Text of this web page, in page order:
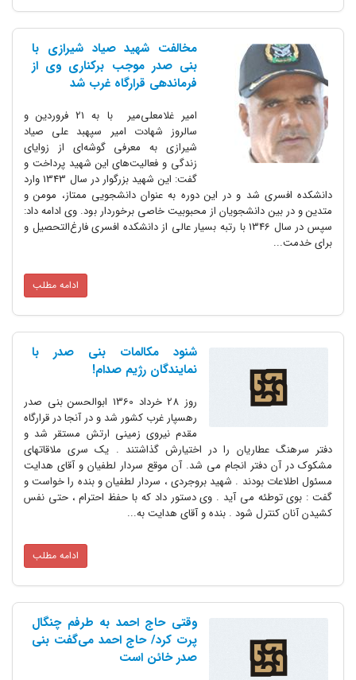
مخالفت شهید صیاد شیرازی با
بنی صدر موجب برکناری وی از
فرماندهی قرارگاه غرب شد
امیر غلامعلی‌میر با به 21 فروردین و
سالروز شهادت امیر سپهبد علی صیاد
شیرازی به معرفی گوشه‌ای از زوایای
زندگی و فعالیت‌های این شهید پرداخت و
گفت: این شهید بزرگوار در سال 1343 وارد
دانشکده افسری شد و در این دوره به عنوان دانشجویی ممتاز، مومن و
متدین و در بین دانشجویان از محبوبیت خاصی برخوردار بود. وی ادامه داد:
سپس در سال 1346 با رتبه بسیار عالی از دانشکده افسری فارغ‌التحصیل و
برای خدمت...
ادامه مطلب
شنود مکالمات بنی صدر با
نمایندگان رژیم صدام!
روز 28 خرداد 1360 ابوالحسن بنی صدر
رهسپار غرب کشور شد و در آنجا در قرارگاه
مقدم نیروی زمینی ارتش مستقر شد و
دفتر سرهنگ عطاریان را در اختیارش گذاشتند . یک سری ملاقاتهای
مشکوک در آن دفتر انجام می شد. آن موقع سردار لطفیان و آقای هدایت
مسئول اطلاعات بودند . شهید بروجردی ، سردار لطفیان و بنده را خواست و
گفت : بوی توطئه می آید . وی دستور داد که با حفظ احترام ، حتی نفس
کشیدن آنان کنترل شود . بنده و آقای هدایت به...
ادامه مطلب
وقتی حاج احمد به طرفم چنگال
پرت کرد/ حاج احمد می‌گفت بنی
صدر خائن است